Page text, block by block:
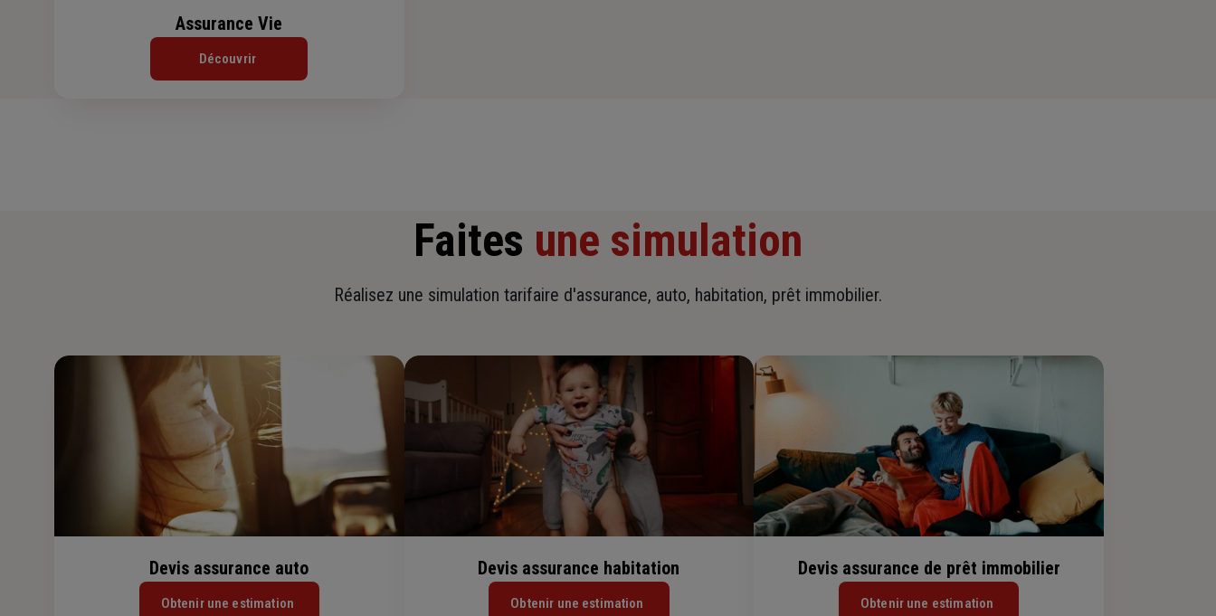
Assurance Vie
Découvrir
Faites une simulation
Réalisez une simulation tarifaire d'assurance, auto, habitation, prêt immobilier.
Devis assurance auto
Obtenir une estimation
Devis assurance habitation
Obtenir une estimation
Devis assurance de prêt immobilier
Obtenir une estimation